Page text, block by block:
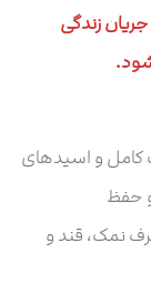
زندگی
کامل و اسیدهای
و حفظ
نمک، قند و